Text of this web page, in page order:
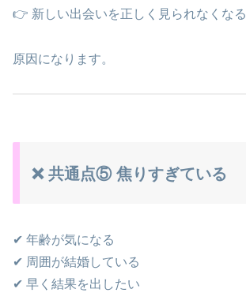
👉 新しい出会いを正しく見られなくなる
原因になります。
❌ 共通点⑤ 焦りすぎている
✔ 年齢が気になる
✔ 周囲が結婚している
✔ 早く結果を出したい